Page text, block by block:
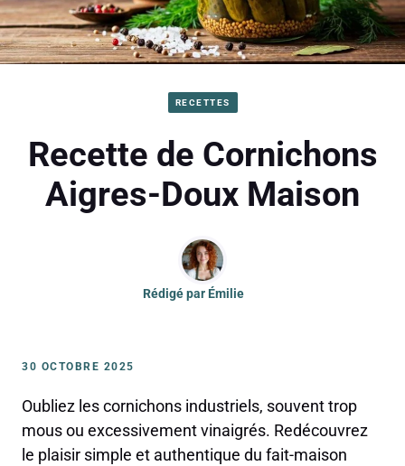
RECETTES
Recette de Cornichons
Aigres-Doux Maison
Rédigé par Émilie
30 OCTOBRE 2025
Oubliez les cornichons industriels, souvent trop
mous ou excessivement vinaigrés. Redécouvrez
le plaisir simple et authentique du fait-maison